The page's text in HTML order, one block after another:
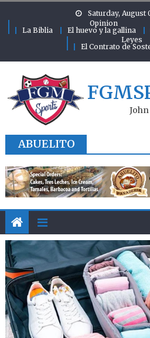
Saturday, August
Opinion
La Biblia
El huevo y la gallina
Leyes
El Contrato de
John
ABUELITO